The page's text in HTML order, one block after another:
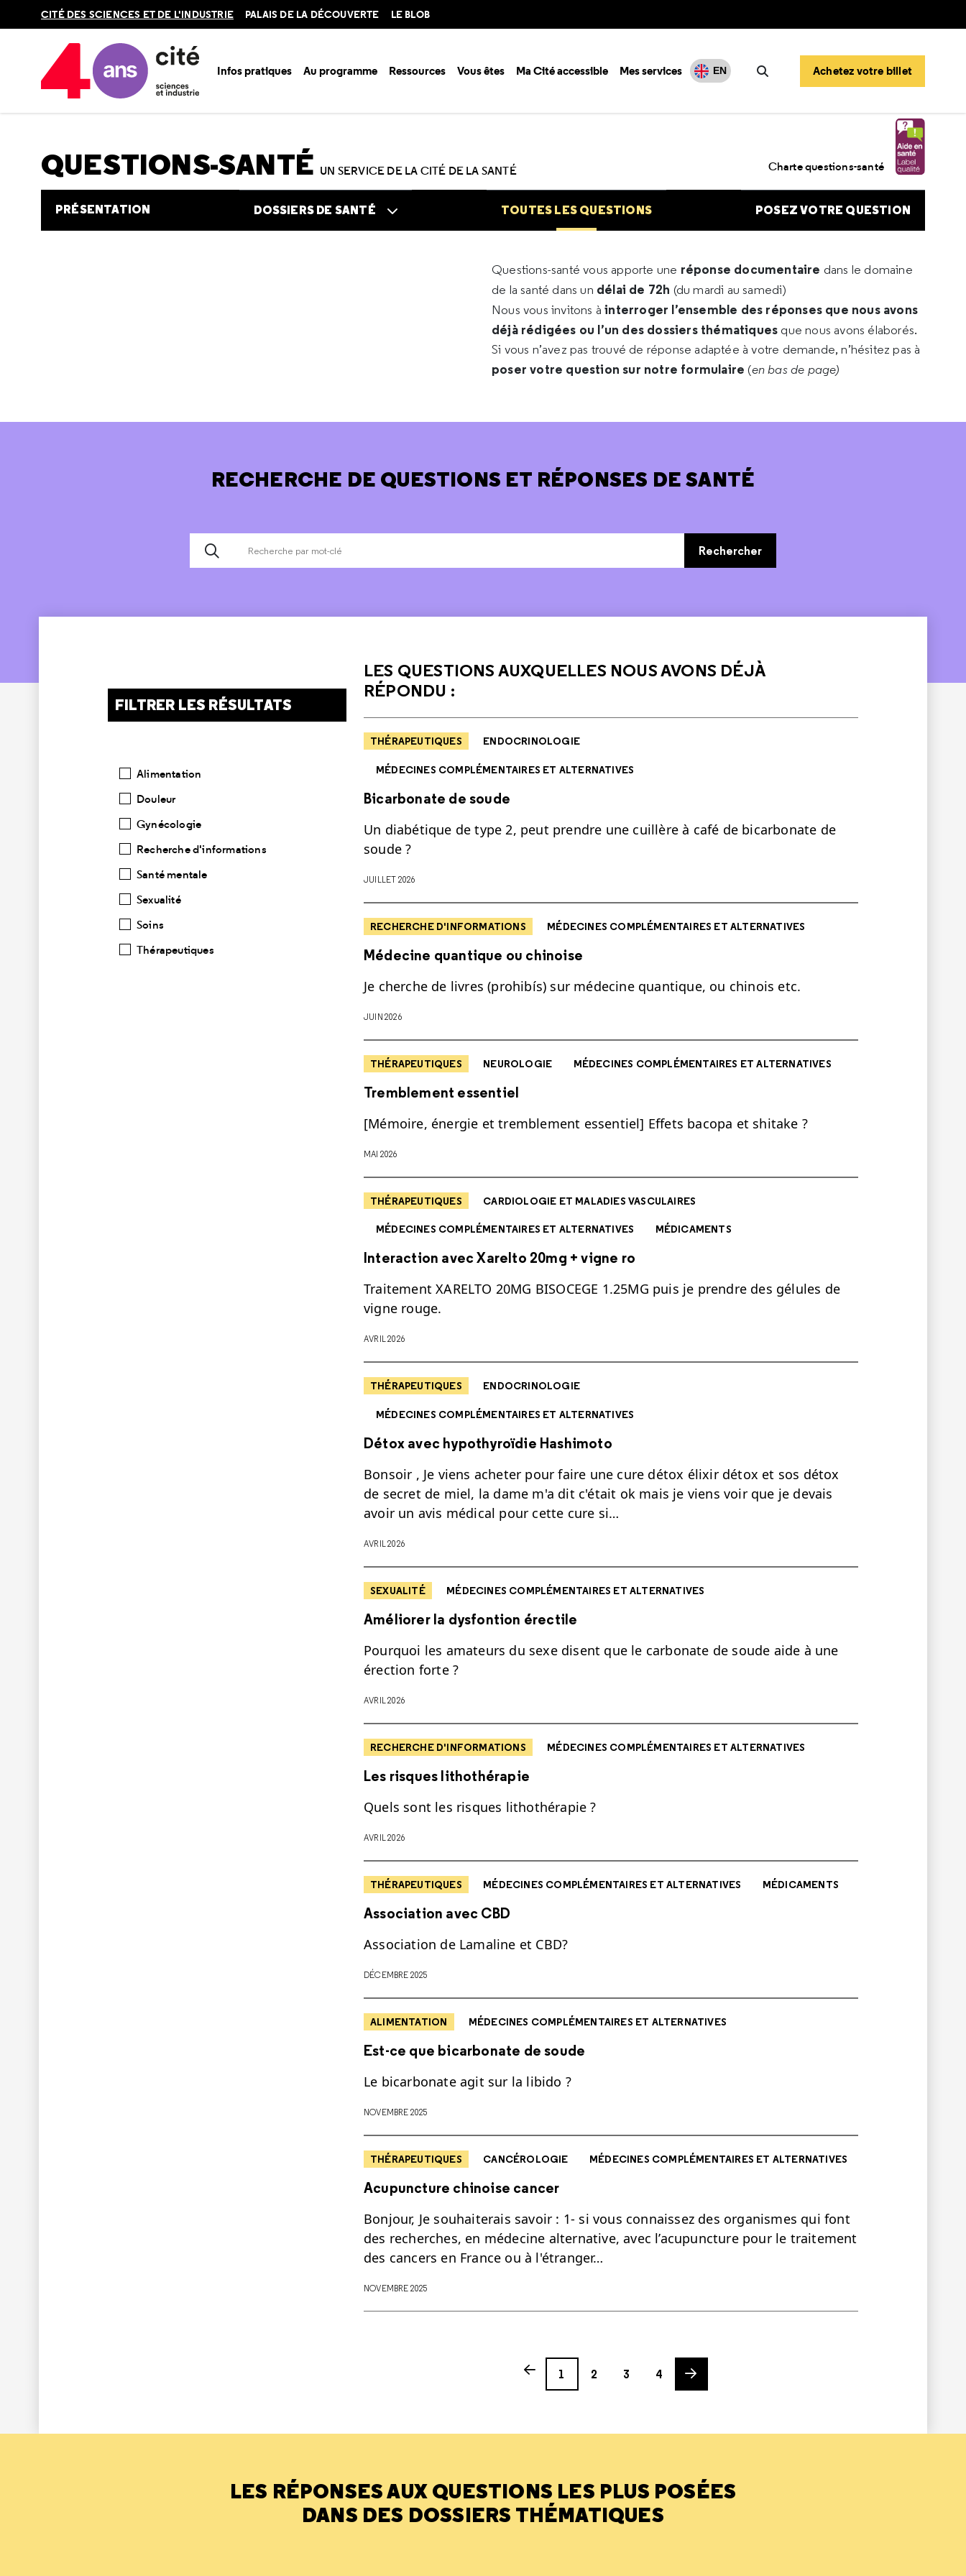
en
CITÉ DES SCIENCES ET DE L'INDUSTRIE PALAIS DE LA DÉCOUVERTE LE BLOB
Infos pratiques Au programme Ressources Vous êtes Ma Cité accessible Mes services EN
Rechercher
Achetez votre billet
Accueil Au programme
QUESTIONS-SANTÉ UN SERVICE DE LA CITÉ DE LA SANTÉ Charte questions-santé
PRÉSENTATION DOSSIERS DE SANTÉ TOUTES LES QUESTIONS POSEZ VOTRE QUESTION
Questions-santé vous apporte une réponse documentaire dans le domaine
de la santé dans un délai de 72h (du mardi au samedi)
Nous vous invitons àinterroger l’ensemble des réponses que nous avons
déjà rédigées ou l’un des dossiers thématiques que nous avons élaborés.
Si vous n’avez pas trouvé de réponse adaptée à votre demande, n’hésitez pas à
poser votre question sur notre formulaire (en bas de page)
RECHERCHE DE QUESTIONS ET RÉPONSES DE SANTÉ
Rechercher
FILTRER LES RÉSULTATS
Alimentation
Douleur
Gynécologie
Recherche d'informations
Santé mentale
Sexualité
Soins
Thérapeutiques
LES QUESTIONS AUXQUELLES NOUS AVONS DÉJÀ
RÉPONDU :
THÉRAPEUTIQUES ENDOCRINOLOGIE
MÉDECINES COMPLÉMENTAIRES ET ALTERNATIVES
Bicarbonate de soude
Un diabétique de type 2, peut prendre une cuillère à café de bicarbonate de
soude ?
JUILLET 2026
RECHERCHE D'INFORMATIONS MÉDECINES COMPLÉMENTAIRES ET ALTERNATIVES
Médecine quantique ou chinoise
Je cherche de livres (prohibís) sur médecine quantique, ou chinois etc.
JUIN 2026
THÉRAPEUTIQUES NEUROLOGIE MÉDECINES COMPLÉMENTAIRES ET ALTERNATIVES
Tremblement essentiel
[Mémoire, énergie et tremblement essentiel] Effets bacopa et shitake ?
MAI 2026
THÉRAPEUTIQUES CARDIOLOGIE ET MALADIES VASCULAIRES
MÉDECINES COMPLÉMENTAIRES ET ALTERNATIVES MÉDICAMENTS
Interaction avec Xarelto 20mg + vigne ro
Traitement XARELTO 20MG BISOCEGE 1.25MG puis je prendre des gélules de
vigne rouge.
AVRIL 2026
THÉRAPEUTIQUES ENDOCRINOLOGIE
MÉDECINES COMPLÉMENTAIRES ET ALTERNATIVES
Détox avec hypothyroïdie Hashimoto
Bonsoir , Je viens acheter pour faire une cure détox élixir détox et sos détox
de secret de miel, la dame m'a dit c'était ok mais je viens voir que je devais
avoir un avis médical pour cette cure si…
AVRIL 2026
SEXUALITÉ MÉDECINES COMPLÉMENTAIRES ET ALTERNATIVES
Améliorer la dysfontion érectile
Pourquoi les amateurs du sexe disent que le carbonate de soude aide à une
érection forte ?
AVRIL 2026
RECHERCHE D'INFORMATIONS MÉDECINES COMPLÉMENTAIRES ET ALTERNATIVES
Les risques lithothérapie
Quels sont les risques lithothérapie ?
AVRIL 2026
THÉRAPEUTIQUES MÉDECINES COMPLÉMENTAIRES ET ALTERNATIVES MÉDICAMENTS
Association avec CBD
Association de Lamaline et CBD?
DÉCEMBRE 2025
ALIMENTATION MÉDECINES COMPLÉMENTAIRES ET ALTERNATIVES
Est-ce que bicarbonate de soude
Le bicarbonate agit sur la libido ?
NOVEMBRE 2025
THÉRAPEUTIQUES CANCÉROLOGIE MÉDECINES COMPLÉMENTAIRES ET ALTERNATIVES
Acupuncture chinoise cancer
Bonjour, Je souhaiterais savoir : 1- si vous connaissez des organismes qui font
des recherches, en médecine alternative, avec l’acupuncture pour le traitement
des cancers en France ou à l'étranger…
NOVEMBRE 2025
Previous page
Page
1
Page
2
3
4
Next page
LES RÉPONSES AUX QUESTIONS LES PLUS POSÉES
DANS DES DOSSIERS THÉMATIQUES